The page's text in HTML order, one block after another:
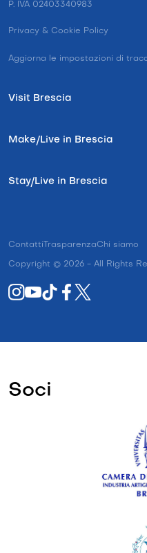
P. IVA 02403340983
Privacy & Cookie Policy
Aggiorna le impostazioni di
Visit Brescia
Make/Live in Brescia
Stay/Live in Brescia
Contatti TrasparenzaChi siamo
Copyright © 2026 - All Rights
Soci